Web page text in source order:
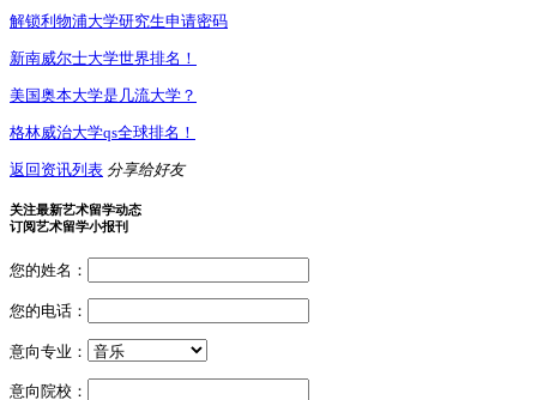
解锁利物浦大学研究生申请密码
新南威尔士大学世界排名！
美国奥本大学是几流大学？
格林威治大学qs全球排名！
返回资讯列表 分享给好友
关注最新艺术留学动态
订阅艺术留学小报刊
您的姓名：
您的电话：
意向专业：
意向院校：